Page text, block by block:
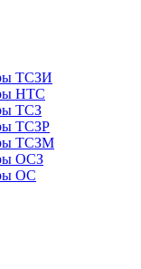
ТСЗИ
НТС
ТСЗ
ТСЗР
ТСЗМ
ОСЗ
ОС